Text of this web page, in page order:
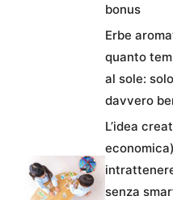
bonus
Erbe
quanto
al sole:
davvero
L’idea
senza